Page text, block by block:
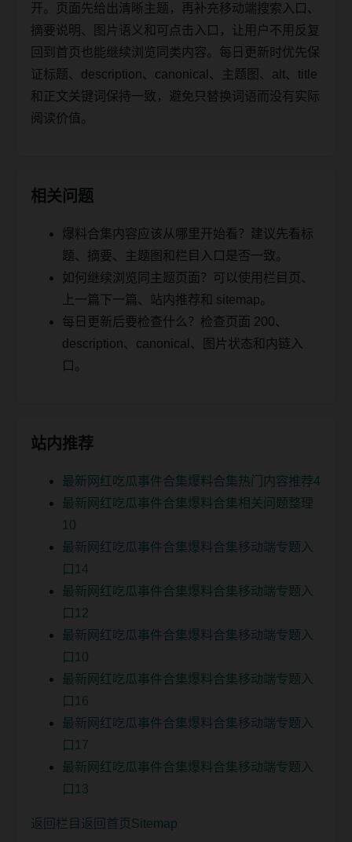
开。页面先给出清晰主题，再补充移动端搜索入口、
摘要说明、图片语义和可点击入口，让用户不用反复
回到首页也能继续浏览同类内容。每日更新时优先保
证标题、description、canonical、主题图、alt、title
和正文关键词保持一致，避免只替换词语而没有实际
阅读价值。
相关问题
爆料合集内容应该从哪里开始看？建议先看标
题、摘要、主题图和栏目入口是否一致。
如何继续浏览同主题页面？可以使用栏目页、
上一篇下一篇、站内推荐和 sitemap。
每日更新后要检查什么？检查页面 200、
description、canonical、图片状态和内链入
口。
站内推荐
最新网红吃瓜事件合集爆料合集热门内容推荐4
最新网红吃瓜事件合集爆料合集相关问题整理
10
最新网红吃瓜事件合集爆料合集移动端专题入
口14
最新网红吃瓜事件合集爆料合集移动端专题入
口12
最新网红吃瓜事件合集爆料合集移动端专题入
口10
最新网红吃瓜事件合集爆料合集移动端专题入
口16
最新网红吃瓜事件合集爆料合集移动端专题入
口17
最新网红吃瓜事件合集爆料合集移动端专题入
口13
返回栏目 返回首页 Sitemap